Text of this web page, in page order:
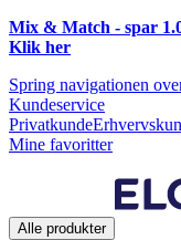
Mix & Match - spar
Klik her
Spring navigationen
Kundeservice
Privatkunde
Mine favoritter
Alle produkter